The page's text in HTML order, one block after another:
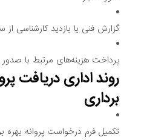
گزارش فنی یا بازدید کارشناسی از
پرداخت هزینه‌های مرتبط با صدور
روند اداری دریافت
برداری
تکمیل فرم درخواست پروانه بهره